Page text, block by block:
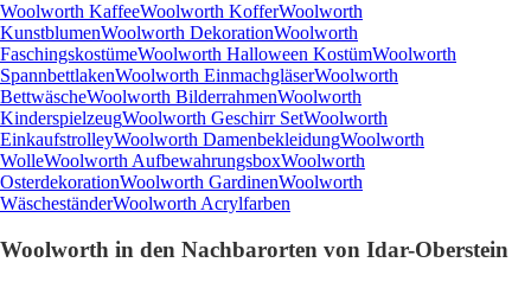
Woolworth KaffeeWoolworth KofferWoolworth
KunstblumenWoolworth DekorationWoolworth
FaschingskostümeWoolworth Halloween KostümWoolworth
SpannbettlakenWoolworth EinmachgläserWoolworth
BettwäscheWoolworth BilderrahmenWoolworth
KinderspielzeugWoolworth Geschirr SetWoolworth
EinkaufstrolleyWoolworth DamenbekleidungWoolworth
WolleWoolworth AufbewahrungsboxWoolworth
OsterdekorationWoolworth GardinenWoolworth
WäscheständerWoolworth Acrylfarben
Woolworth in den Nachbarorten von Idar-Oberstein